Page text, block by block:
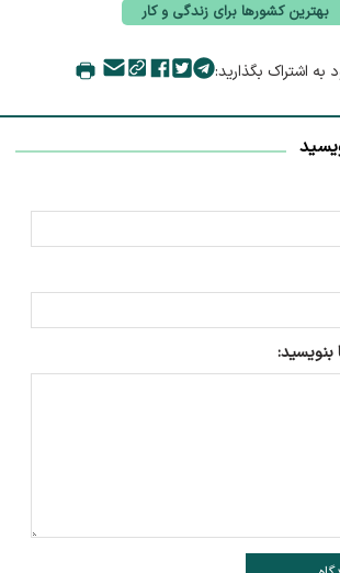
بهترین کشورها برای زندگی و کار
به اشتراک بگذارید:
بنویسید: